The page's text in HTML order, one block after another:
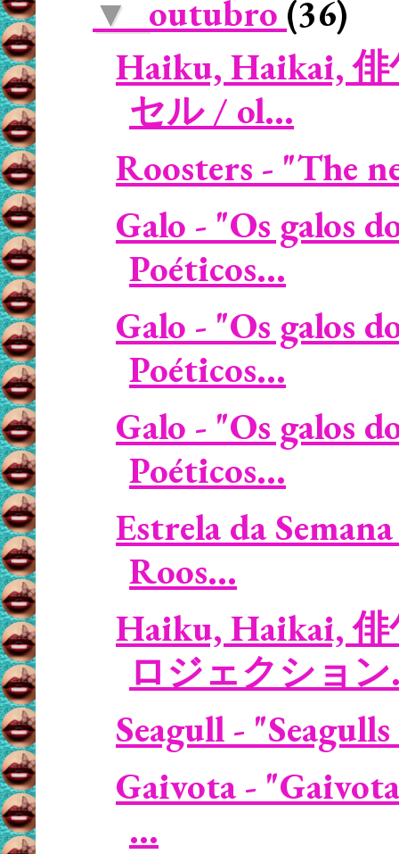
▼ outubro (36)
Haiku, Haikai, 俳
セル / ol...
Roosters - "The
Galo - "Os galos
Poéticos...
Galo - "Os galos
Poéticos...
Galo - "Os galos
Poéticos...
Estrela da
Roos...
Haiku, Haikai, 俳
ロジェクショ
Seagull -
Gaivota -
...